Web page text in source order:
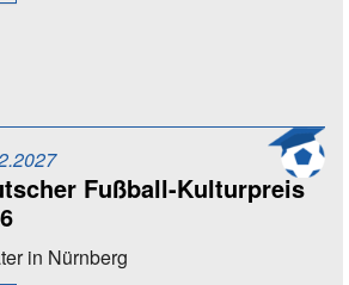
Fußball-Kulturpreis
in Nürnberg